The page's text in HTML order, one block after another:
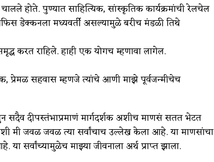
आरोग्य
होते. पुण्यात साहित्यिक, सांस्कृतिक कार्यक्रमांची रेलचेल
डेक्कनला मध्यवर्ती असल्यामुळे बरीच मंडळी तिथे
करत राहिले. हाही एक योगच म्हणावा लागेल.
प्रेमळ सहवास म्हणजे त्यांचे आणी माझे पूर्वजन्मीचेच
दीपस्तंभाप्रमाणं मार्गदर्शक अशीच माणसं सतत भेटत
मी जवळ जवळ त्या सर्वांचाच उल्लेख केला आहे. या माणसांचा
सर्वांच्यामुळेच माझ्या जीवनाला अर्थ प्राप्त झाला.